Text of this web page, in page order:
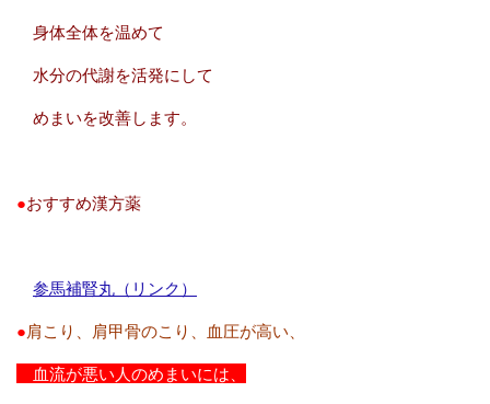
身体全体を温めて
水分の代謝を活発にして
めまいを改善します。
●おすすめ漢方薬
参馬補腎丸（リンク）
●肩こり、肩甲骨のこり、血圧が高い、
血流が悪い人のめまいには、